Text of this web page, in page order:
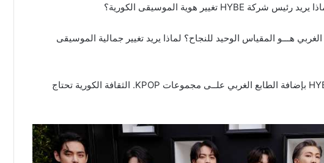
هـــو المقياس الوحيد للنجاح؟ لماذا يريد تغيير جمالية الموسيقى
3. أنا مصدومة مـــن قرار رئيس شركة HYBE بإضافة الطابع الغربي علــى مجموعات KPOP. الثقافة الكورية تحتاج